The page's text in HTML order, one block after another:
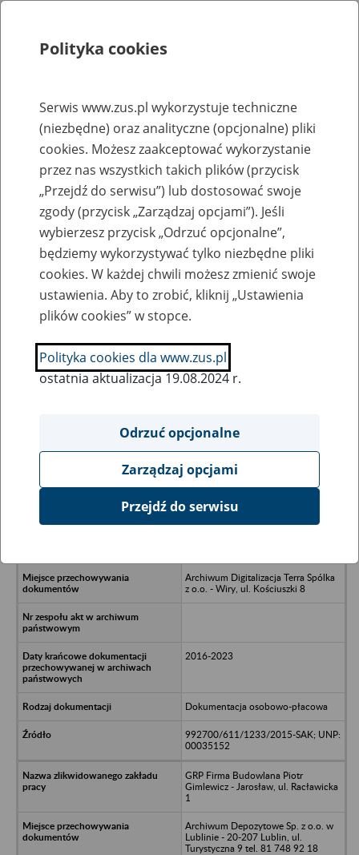
Rejestry, ewidencje i archiwa
Baza zlikwidowanych lub
przekształconych zakładów pracy
Nazwa zakładu pracy:
SZUKAJ
Ukryj wszystkie pozycje bazy
DI SUPPORT PL Spółka z o.o. -
Archiwum Digitalizacja Terra Spólka
z o.o. - Wiry, ul. Kościuszki 8
2016-2023
Dokumentacja osobowo-płacowa
992700/611/1233/2015-SAK; UNP:
00035152
GRP Firma Budowlana Piotr
Gimlewicz - Jarosław, ul. Racławicka
1
Archiwum Depozytowe Sp. z o.o. w
Lublinie - 20-207 Lublin, ul.
Turystyczna 9 tel. 81 748 92 18
Polityka cookies
Serwis www.zus.pl wykorzystuje techniczne
(niezbędne) oraz analityczne (opcjonalne) pliki
cookies. Możesz zaakceptować wykorzystanie
przez nas wszystkich takich plików (przycisk
„Przejdź do serwisu”) lub dostosować swoje
zgody (przycisk „Zarządzaj opcjami”). Jeśli
wybierzesz przycisk „Odrzuć opcjonalne”,
będziemy wykorzystywać tylko niezbędne pliki
cookies. W każdej chwili możesz zmienić swoje
ustawienia. Aby to zrobić, kliknij „Ustawienia
plików cookies” w stopce.
Polityka cookies dla www.zus.pl
ostatnia aktualizacja 19.08.2024 r.
Odrzuć opcjonalne
Zarządzaj opcjami
Przejdź do serwisu